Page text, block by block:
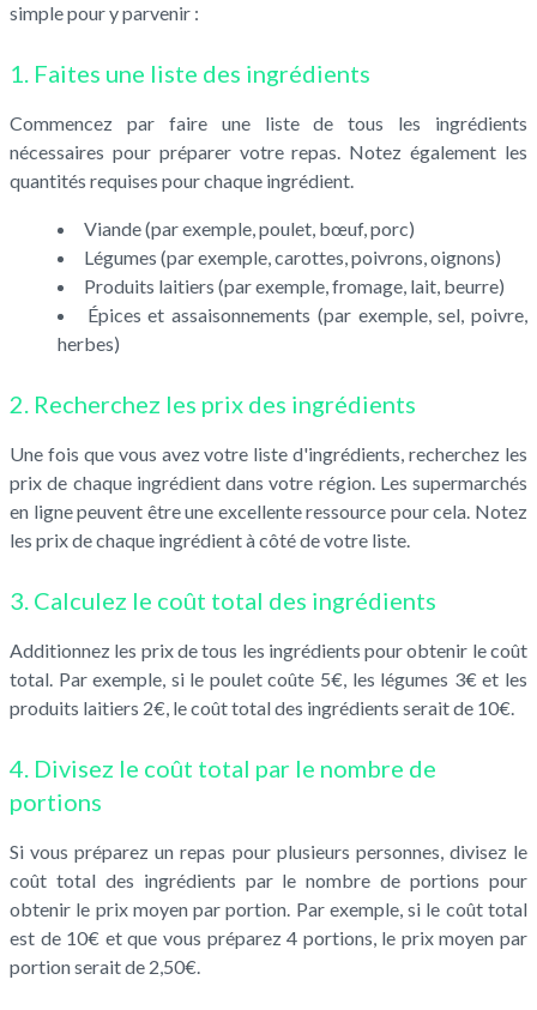
simple pour y parvenir :
1. Faites une liste des ingrédients
Commencez par faire une liste de tous les ingrédients
nécessaires pour préparer votre repas. Notez également les
quantités requises pour chaque ingrédient.
Viande (par exemple, poulet, bœuf, porc)
Légumes (par exemple, carottes, poivrons, oignons)
Produits laitiers (par exemple, fromage, lait, beurre)
Épices et assaisonnements (par exemple, sel, poivre,
herbes)
2. Recherchez les prix des ingrédients
Une fois que vous avez votre liste d'ingrédients, recherchez les
prix de chaque ingrédient dans votre région. Les supermarchés
en ligne peuvent être une excellente ressource pour cela. Notez
les prix de chaque ingrédient à côté de votre liste.
3. Calculez le coût total des ingrédients
Additionnez les prix de tous les ingrédients pour obtenir le coût
total. Par exemple, si le poulet coûte 5€, les légumes 3€ et les
produits laitiers 2€, le coût total des ingrédients serait de 10€.
4. Divisez le coût total par le nombre de
portions
Si vous préparez un repas pour plusieurs personnes, divisez le
coût total des ingrédients par le nombre de portions pour
obtenir le prix moyen par portion. Par exemple, si le coût total
est de 10€ et que vous préparez 4 portions, le prix moyen par
portion serait de 2,50€.